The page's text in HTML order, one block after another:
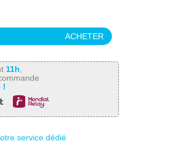
ACHETER
11h,
!
service dédié